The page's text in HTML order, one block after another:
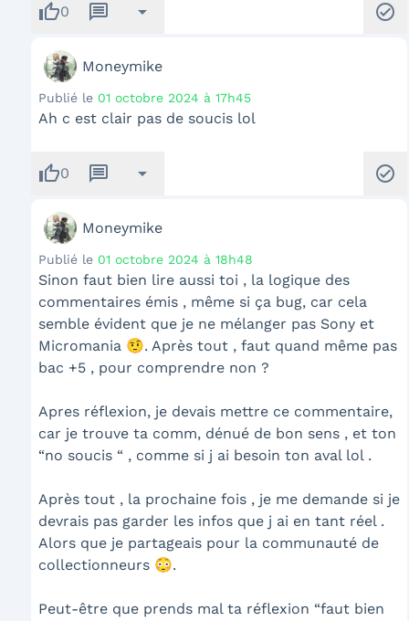
thumb_up0 message arrow_drop_down check_circle
Moneymike
Publié le 01 octobre 2024 à 17h45
Ah c est clair pas de soucis lol
thumb_up0 message arrow_drop_down check_circle
Moneymike
Publié le 01 octobre 2024 à 18h48
Sinon faut bien lire aussi toi , la logique des
commentaires émis , même si ça bug, car cela
semble évident que je ne mélanger pas Sony et
Micromania 🤨. Après tout , faut quand même pas
bac +5 , pour comprendre non ?
Apres réflexion, je devais mettre ce commentaire,
car je trouve ta comm, dénué de bon sens , et ton
“no soucis “ , comme si j ai besoin ton aval lol .
Après tout , la prochaine fois , je me demande si je
devrais pas garder les infos que j ai en tant réel .
Alors que je partageais pour la communauté de
collectionneurs 😳.
Peut-être que prends mal ta réflexion “faut bien